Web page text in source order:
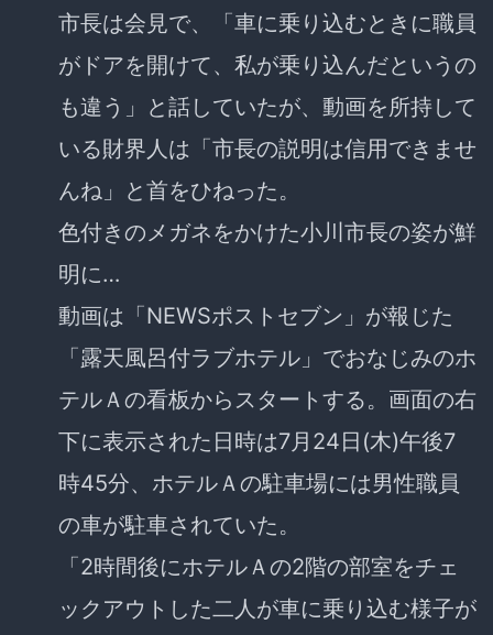
市長は会見で、「車に乗り込むときに職員
がドアを開けて、私が乗り込んだというの
も違う」と話していたが、動画を所持して
いる財界人は「市長の説明は信用できませ
んね」と首をひねった。
色付きのメガネをかけた小川市長の姿が鮮
明に…
動画は「NEWSポストセブン」が報じた
「露天風呂付ラブホテル」でおなじみのホ
テルＡの看板からスタートする。画面の右
下に表示された日時は7月24日(木)午後7
時45分、ホテルＡの駐車場には男性職員
の車が駐車されていた。
「2時間後にホテルＡの2階の部室をチェ
ックアウトした二人が車に乗り込む様子が